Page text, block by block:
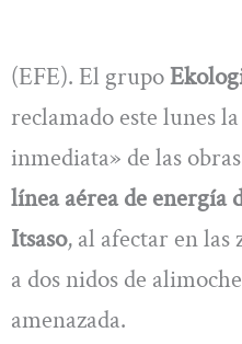
(EFE). El grupo
reclamado este lunes
inmediata» de las
línea aérea de energía
Itsaso, al afectar en las
a dos nidos de
amenazada.